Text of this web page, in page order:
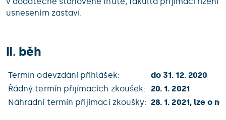
usnesením zastaví.
II. běh
Termín odevzdání přihlášek:
do 31. 12. 2020
Řádný termín přijímacích zkoušek:
20. 1. 2021
Náhradní termín přijímací zkoušky: 28. 1. 2021, lze o